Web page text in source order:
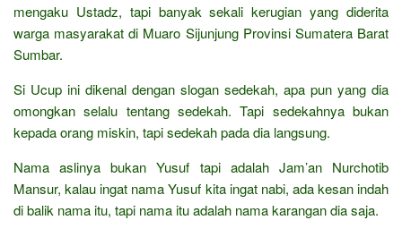
mengaku Ustadz, tapi banyak sekali kerugian yang diderita
warga masyarakat di Muaro Sijunjung Provinsi Sumatera Barat
Sumbar.
Si Ucup ini dikenal dengan slogan sedekah, apa pun yang dia
omongkan selalu tentang sedekah. Tapi sedekahnya bukan
kepada orang miskin, tapi sedekah pada dia langsung.
Nama aslinya bukan Yusuf tapi adalah Jam’an Nurchotib
Mansur, kalau ingat nama Yusuf kita ingat nabi, ada kesan indah
di balik nama itu, tapi nama itu adalah nama karangan dia saja.